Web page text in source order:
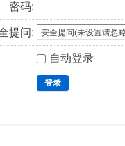
密码:
提问:
自动登录
登录